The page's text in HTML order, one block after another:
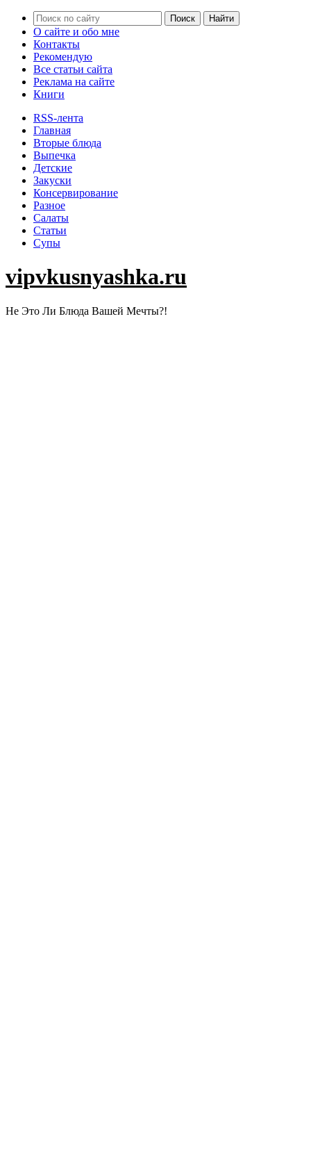
О сайте и обо мне
Контакты
Рекомендую
Все статьи сайта
Реклама на сайте
Книги
RSS-лента
Главная
Вторые блюда
Выпечка
Детские
Закуски
Консервирование
Разное
Салаты
Статьи
Супы
vipvkusnyashka.ru
Не Это Ли Блюда Вашей Мечты?!